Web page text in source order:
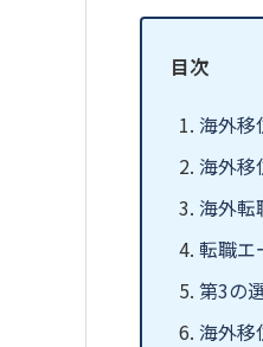
目次
海外移
海外移
海外転
転職エ
第3の
海外